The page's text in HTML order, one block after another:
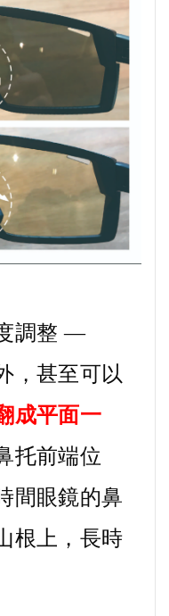
調整 —
，甚至可以
成平面一
托前端位
間眼鏡的鼻
根上，長時